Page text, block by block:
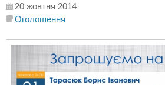
20 жовтня 2014
Оголошення